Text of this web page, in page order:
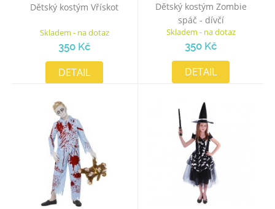
Dětský kostým Vřískot
Skladem - na dotaz
350 Kč
DETAIL
Dětský kostým Zombie
spáč - dívčí
Skladem - na dotaz
350 Kč
DETAIL